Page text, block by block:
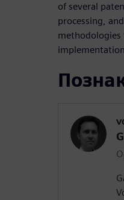
of several
processing,